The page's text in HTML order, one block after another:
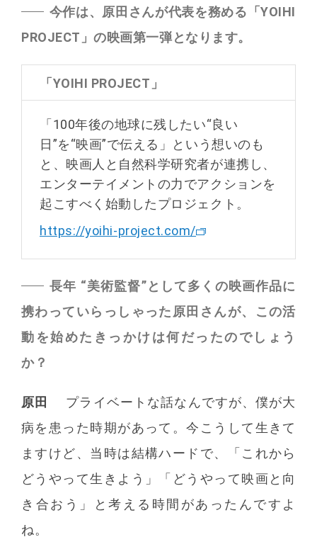
今作は、原田さんが代表を務める「YOIHI
PROJECT」の映画第一弾となります。
「YOIHI PROJECT」
「100年後の地球に残したい“良い
日”を“映画”で伝える」という想いのも
と、映画人と自然科学研究者が連携し、
エンターテイメントの力でアクションを
起こすべく始動したプロジェクト。
https://yoihi-project.com/
長年 “美術監督”として多くの映画作品に
携わっていらっしゃった原田さんが、この活
動を始めたきっかけは何だったのでしょう
か？
原田
プライベートな話なんですが、僕が大
病を患った時期があって。今こうして生きて
ますけど、当時は結構ハードで、「これから
どうやって生きよう」「どうやって映画と向
き合おう」と考える時間があったんですよ
ね。